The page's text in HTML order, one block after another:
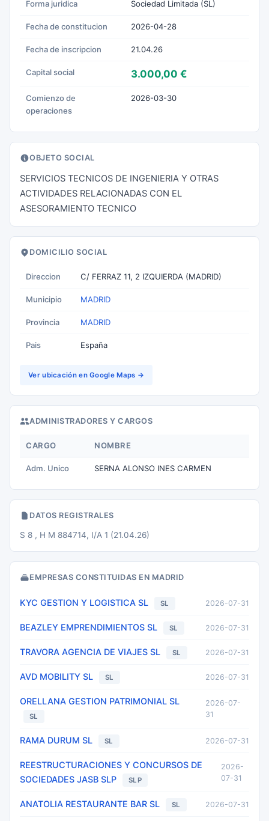
Forma juridica Sociedad Limitada (SL)
Fecha de constitucion 2026-04-28
Fecha de inscripcion 21.04.26
Capital social 3.000,00 €
Comienzo de
operaciones
2026-03-30
OBJETO SOCIAL
SERVICIOS TECNICOS DE INGENIERIA Y OTRAS
ACTIVIDADES RELACIONADAS CON EL
ASESORAMIENTO TECNICO
DOMICILIO SOCIAL
Direccion C/ FERRAZ 11, 2 IZQUIERDA (MADRID)
Municipio MADRID
Provincia MADRID
Pais España
Ver ubicación en Google Maps →
ADMINISTRADORES Y CARGOS
CARGO NOMBRE
Adm. Unico SERNA ALONSO INES CARMEN
DATOS REGISTRALES
S 8 , H M 884714, I/A 1 (21.04.26)
EMPRESAS CONSTITUIDAS EN MADRID
KYC GESTION Y LOGISTICA SL SL 2026-07-31
BEAZLEY EMPRENDIMIENTOS SL SL 2026-07-31
TRAVORA AGENCIA DE VIAJES SL SL 2026-07-31
AVD MOBILITY SL SL 2026-07-31
ORELLANA GESTION PATRIMONIAL SL
SL
2026-07-
31
RAMA DURUM SL SL 2026-07-31
REESTRUCTURACIONES Y CONCURSOS DE
SOCIEDADES JASB SLP
SLP
2026-
07-31
ANATOLIA RESTAURANTE BAR SL SL 2026-07-31